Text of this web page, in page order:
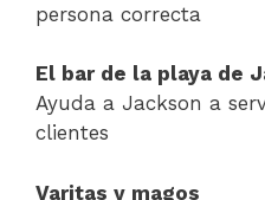
persona correcta
El bar de la playa de
Ayuda a Jackson a
clientes
Varitas y magos